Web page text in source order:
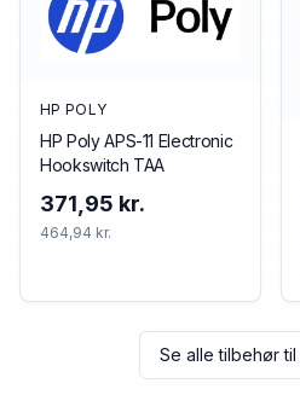
HP POLY
HP Poly APS-11 Electronic
Hookswitch TAA
371,95 kr.
464,94 kr.
Se alle tilbehør til